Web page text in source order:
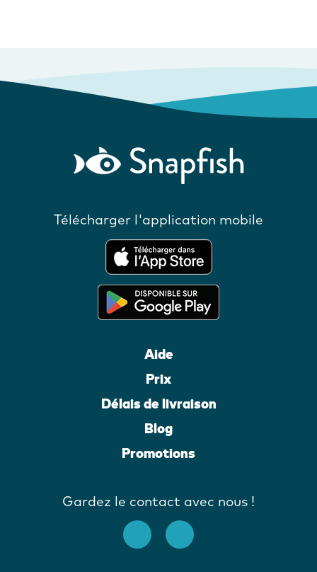
Télécharger l'application mobile
Aide
Prix
Délais de livraison
Blog
Promotions
Gardez le contact avec nous !